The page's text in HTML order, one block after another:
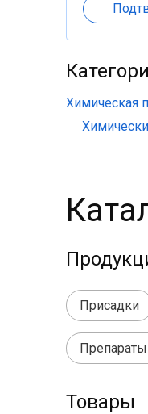
Химическая
Присадки
Товары